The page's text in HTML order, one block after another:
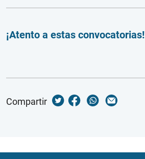
¡Atento a estas convocatorias!
Compartir